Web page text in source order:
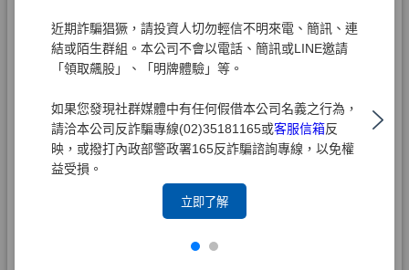
近期詐騙猖獗，請投資人切勿輕信不明來電、簡訊、連
結或陌生群組。本公司不會以電話、簡訊或LINE邀請
「領取飆股」、「明牌體驗」等。
如果您發現社群媒體中有任何假借本公司名義之行為，
請洽本公司反詐騙專線(02)35181165或客服信箱反
映，或撥打內政部警政署165反詐騙諮詢專線，以免權
益受損。
立即了解